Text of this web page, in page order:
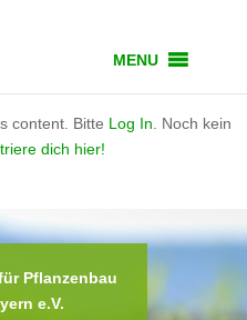
MENU
content. Bitte Log In . Noch kein
dich hier!
Pflanzenbau
e.V.